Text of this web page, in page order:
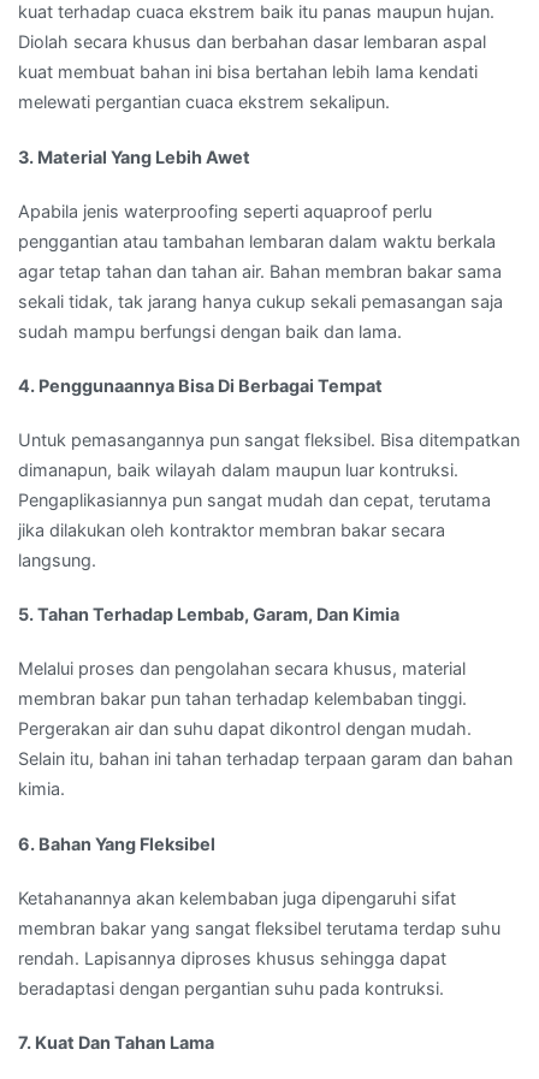
kuat terhadap cuaca ekstrem baik itu panas maupun hujan.
Diolah secara khusus dan berbahan dasar lembaran aspal
kuat membuat bahan ini bisa bertahan lebih lama kendati
melewati pergantian cuaca ekstrem sekalipun.
3. Material Yang Lebih Awet
Apabila jenis waterproofing seperti aquaproof perlu
penggantian atau tambahan lembaran dalam waktu berkala
agar tetap tahan dan tahan air. Bahan membran bakar sama
sekali tidak, tak jarang hanya cukup sekali pemasangan saja
sudah mampu berfungsi dengan baik dan lama.
4. Penggunaannya Bisa Di Berbagai Tempat
Untuk pemasangannya pun sangat fleksibel. Bisa ditempatkan
dimanapun, baik wilayah dalam maupun luar kontruksi.
Pengaplikasiannya pun sangat mudah dan cepat, terutama
jika dilakukan oleh kontraktor membran bakar secara
langsung.
5. Tahan Terhadap Lembab, Garam, Dan Kimia
Melalui proses dan pengolahan secara khusus, material
membran bakar pun tahan terhadap kelembaban tinggi.
Pergerakan air dan suhu dapat dikontrol dengan mudah.
Selain itu, bahan ini tahan terhadap terpaan garam dan bahan
kimia.
6. Bahan Yang Fleksibel
Ketahanannya akan kelembaban juga dipengaruhi sifat
membran bakar yang sangat fleksibel terutama terdap suhu
rendah. Lapisannya diproses khusus sehingga dapat
beradaptasi dengan pergantian suhu pada kontruksi.
7. Kuat Dan Tahan Lama